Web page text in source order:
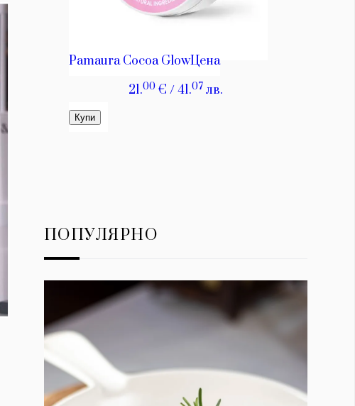
ПОПУЛЯРНО